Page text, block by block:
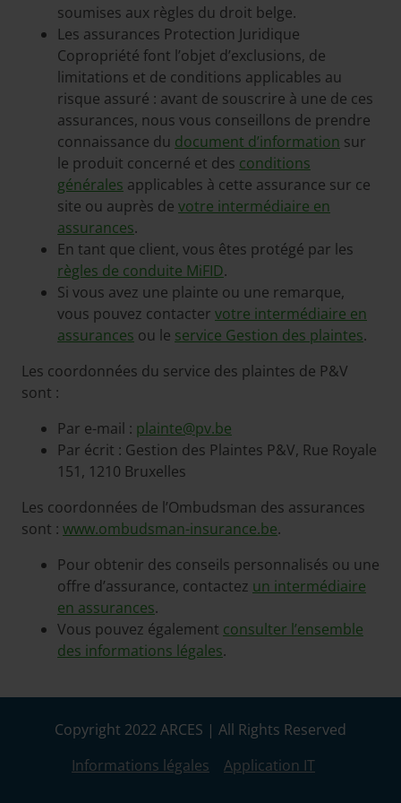
soumises aux règles du droit belge.
Les assurances Protection Juridique
Copropriété font l’objet d’exclusions, de
limitations et de conditions applicables au
risque assuré : avant de souscrire à une de ces
assurances, nous vous conseillons de prendre
connaissance du document d’information sur
le produit concerné et des conditions
générales applicables à cette assurance sur ce
site ou auprès de votre intermédiaire en
assurances.
En tant que client, vous êtes protégé par les
règles de conduite MiFID.
Si vous avez une plainte ou une remarque,
vous pouvez contacter votre intermédiaire en
assurances ou le service Gestion des plaintes.
Les coordonnées du service des plaintes de P&V
sont :
Par e-mail : plainte@pv.be
Par écrit : Gestion des Plaintes P&V, Rue Royale
151, 1210 Bruxelles
Les coordonnées de l’Ombudsman des assurances
sont : www.ombudsman-insurance.be.
Pour obtenir des conseils personnalisés ou une
offre d’assurance, contactez un intermédiaire
en assurances.
Vous pouvez également consulter l’ensemble
des informations légales.
Copyright 2022 ARCES | All Rights Reserved
Informations légales
Application IT